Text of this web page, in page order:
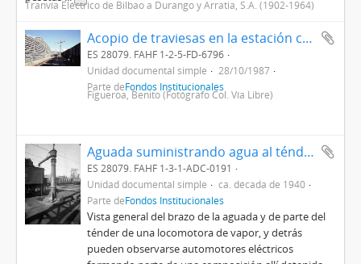
Tranvía Eléctrico de Bilbao a Durango y Arratia, S.A. (1902-1964)
Acopio de traviesas en la estación coruñesa de Vedra - Ribadulla para las obras del tramo Lalín - Santiago de la línea de Puebla de Sanabria - Orense - Santiago
ES 28079. FAHF 1-2-5-FD-6796
Unidad documental simple
28/10/1987
Parte deFondos Institucionales
Figueroa, Benito (Fotógrafo Col. Vía Libre)
Aguada suministrando agua al ténder de una locomotora de vapor en un lugar sin identificar, posiblemente junto a un depósito de máquinas de las antiguas instalaciones de la estación de Barcelona-Término
ES 28079. FAHF 1-3-1-ADC-0191
Unidad documental simple
ca. década de 1940
Parte deFondos Institucionales
Vista general del brazo de la aguada y de parte del
ténder de una locomotora de vapor, y detrás
pueden observarse automotores eléctricos